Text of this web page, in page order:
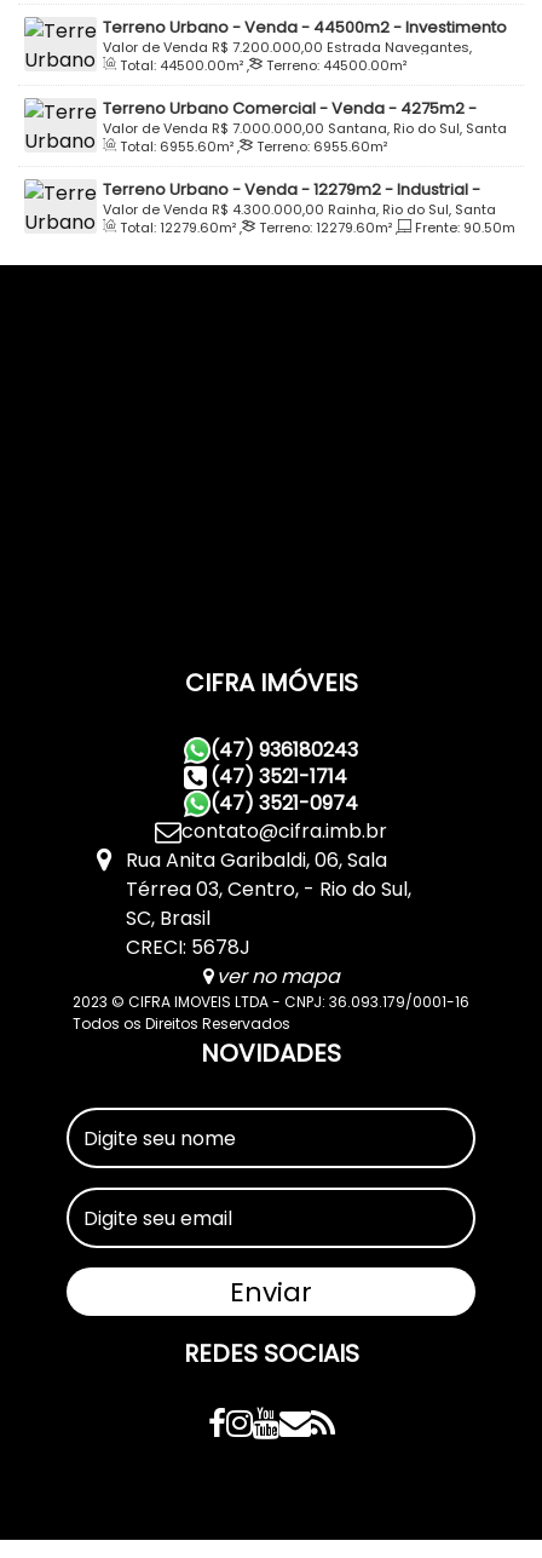
Terreno Urbano - Venda - 44500m2 - Investimento
- Industrial - Comercial - Estrada Navegantes -
Navegantes - Rio do Sul
R$ 7.200.000,00
Valor de Venda
Estrada Navegantes,
89162-458, Navegantes, Rio do Sul, Santa Catarina, Brasil
Total: 44500.00m², Terreno: 44500.00m²
Terreno Urbano Comercial - Venda - 4275m2 -
Investimento - Alameda Aristiliano Ramos - Santana
- Jardim América - Rio do Sul
R$ 7.000.000,00
Valor de Venda
Santana, Rio do Sul, Santa
Catarina, Brasil
Total: 6955.60m², Terreno: 6955.60m²
Terreno Urbano - Venda - 12279m2 - Industrial -
Comercial - BR-470 - Rainha - Rio do Sul
R$ 4.300.000,00
Valor de Venda
Rainha, Rio do Sul, Santa
Catarina, Brasil
Total:12279.60m², Terreno:12279.60m², Frente: 90.50m
CIFRA IMÓVEIS
(47) 936180243
(47) 3521-1714
(47) 3521-0974
contato@cifra.imb.br
Rua Anita Garibaldi,06,Sala
Térrea 03,Centro, Rio do Sul,
SC, Brasil
CRECI: 5678J
ver no mapa
2023 © CIFRA IMOVEIS LTDA - CNPJ: 36.093.179/0001-16
Todos os Direitos Reservados
NOVIDADES
REDES SOCIAIS